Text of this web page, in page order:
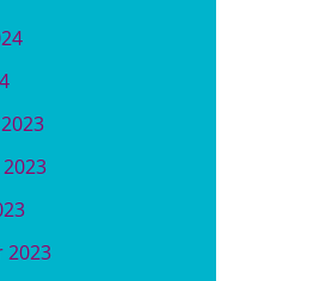
2023